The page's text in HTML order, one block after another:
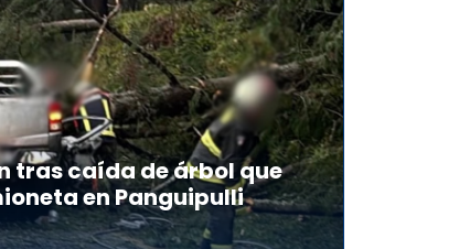
tras caída de árbol que
en Panguipulli